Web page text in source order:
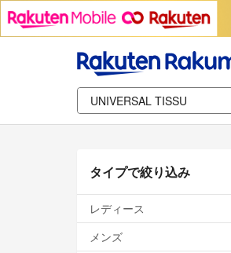
タイプで絞り込み
レディース
メンズ